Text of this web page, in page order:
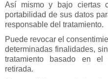
Así mismo y bajo ciertas
portabilidad de sus datos
responsable del tratamiento.
Puede revocar el
determinadas finalidades,
tratamiento basado en
retirada.